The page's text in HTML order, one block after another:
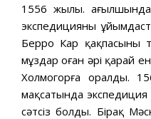
1556 жылы.
экспедицияны
Берро Кар қақпасының
мұздар оған әрі қарай
Холмогорға оралды.
мақсатында
сәтсіз болды. Бірақ